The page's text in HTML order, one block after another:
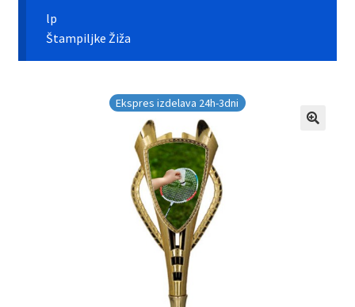
Moj profil
lp
Štampiljke Žiža
Ekspres izdelava 24h-3dni